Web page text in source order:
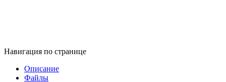
Навигация по странице
Описание
Файлы